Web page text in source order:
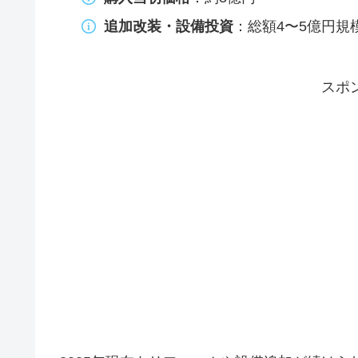
追加改装・設備投資 ：総額4〜5億円規
スポ